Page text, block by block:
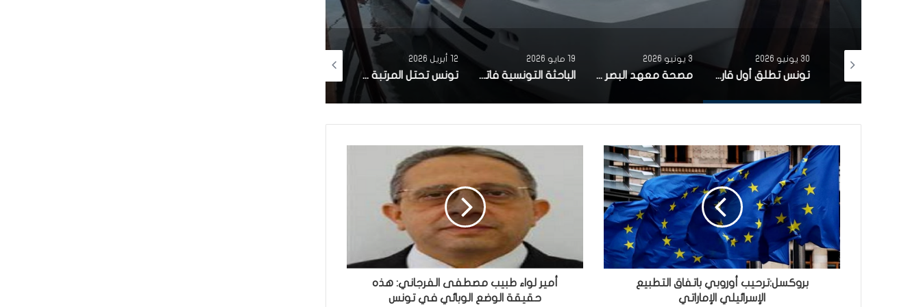
30 يونيو 2026
تونس تطلق أول قارب صيد كهربائي يعمل بالطاقة الشمسية في المتوسط مصحة معهد البصر والشبكية بالبحيرة 1 تقوم باجراء اكثر من 50 عملية جراحية لازالة الماء الابيض مجانا لفائدة عدد من اهالي قفصة
19 مايو 2026
الباحثة التونسية فاتن المولدي تنجح في الحصول على براءة اختراع في الولايات المتحدة الأمريكية، وذلك بعد ابتكارها محركاً هجيناً ثورياً
12 أبريل 2026
تونس تحتل المرتبة الاولى افريقيا من حيث عدد النساء المطورات للبرمجيات
10 أبريل 2026
بروكسل:ترحيب أوروبي باتفاق التطبيع
الإسرائيلي الإماراتي
أمير لواء طبيب مصطفى الفرجاني: هذه
حقيقة الوضع الوبائي في تونس